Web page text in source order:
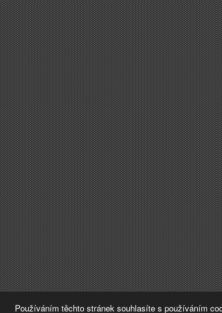
Používáním těchto stránek souhlasíte s používáním